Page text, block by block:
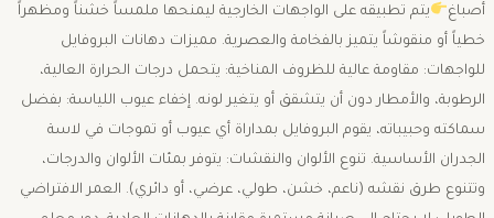
أصباغ
يتم تطبيقه على الواجهات الخارجية ليمنحها ملمساً خشناً ومظهراً
خطياً أو منقوشاً يتميز بالفخامة والعصرية. ​مميزات دهانات البروفايل
للواجهات: ​مقاومة عالية للظروف المناخية: يتحمل درجات الحرارة العالية،
الرطوبة، والأمطار دون أن يتشقق أو يتغير لونه. ​إخفاء عيوب اللياسة: بفضل
سماكته وحبيباته، يقوم البروفايل بمداراة أي عيوب أو تموجات في لاسة
الجدران الأساسية. ​تنوع الألوان والنقشات: يتوفر بمئات الألوان والدرجات،
وتتنوع طرق نقشه (ناعم، خشن، طولي، عرضي، أو دائري). ​العمر الافتراضي